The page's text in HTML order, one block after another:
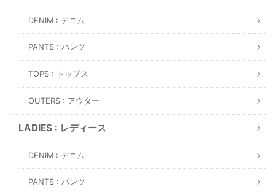
DENIM : デニム
PANTS : パンツ
TOPS : トップス
OUTERS : アウター
LADIES : レディース
DENIM : デニム
PANTS : パンツ